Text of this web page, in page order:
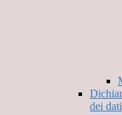
dei dati